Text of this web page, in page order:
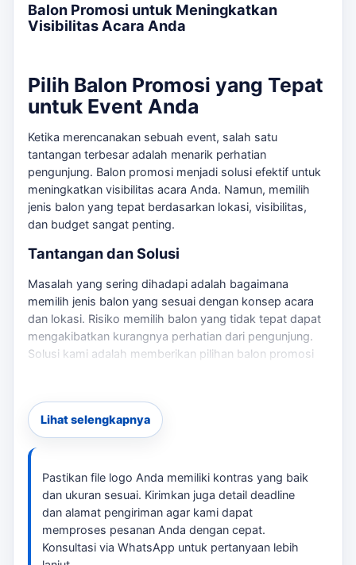
Balon Promosi untuk Meningkatkan
Visibilitas Acara Anda
Pilih Balon Promosi yang Tepat
untuk Event Anda
Ketika merencanakan sebuah event, salah satu
tantangan terbesar adalah menarik perhatian
pengunjung. Balon promosi menjadi solusi efektif untuk
meningkatkan visibilitas acara Anda. Namun, memilih
jenis balon yang tepat berdasarkan lokasi, visibilitas,
dan budget sangat penting.
Tantangan dan Solusi
Masalah yang sering dihadapi adalah bagaimana
memilih jenis balon yang sesuai dengan konsep acara
dan lokasi. Risiko memilih balon yang tidak tepat dapat
mengakibatkan kurangnya perhatian dari pengunjung.
Solusi kami adalah memberikan pilihan balon promosi
berkembang ke layanan terkait,
membantu pembaca menjaga brief tetap selaras
dengan target promosi.
Kenapa Memilih Balon Promosi?
Balon promosi dapat digunakan untuk berbagai jenis
acara, mulai dari grand opening hingga pameran.
Dengan desain yang menarik dan logo brand yang jelas,
balon ini akan membuat acara Anda lebih menonjol.
Lihat selengkapnya
Pastikan file logo Anda memiliki kontras yang baik
dan ukuran sesuai. Kirimkan juga detail deadline
dan alamat pengiriman agar kami dapat
memproses pesanan Anda dengan cepat.
Konsultasi via WhatsApp untuk pertanyaan lebih